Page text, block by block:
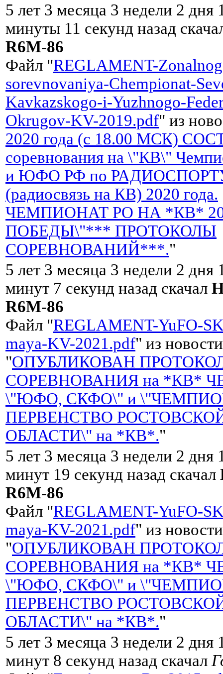
5 лет 3 месяца 3 недели 2 дня
минуты 11 секунд назад
R6M-86
Файл "REGLAMENT-
sorevnovaniya-Chempionat-
Kavkazskogo-i-Yuzhnogo-
Okrugov-KV-2019.pdf" из
2020 года (c 18.00 МСК)
соревнования на \"КВ\"
и ЮФО РФ по
(радиосвязь на КВ) 2020 года.
ЧЕМПИОНАТ РО НА *КВ*
ПОБЕДЫ\"*** ПРОТОКОЛЫ
СОРЕВНОВАНИЙ***."
5 лет 3 месяца 3 недели 2 дня
минут 7 секунд назад скачал
R6M-86
Файл "REGLAMENT-YuFO-
maya-KV-2021.pdf" из новости
"ОПУБЛИКОВАН
СОРЕВНОВАНИЯ на *КВ*
\"ЮФО, СКФО\" и
ПЕРВЕНСТВО
ОБЛАСТИ\" на *КВ*."
5 лет 3 месяца 3 недели 2 дня
минут 19 секунд назад скачал
R6M-86
Файл "REGLAMENT-YuFO-
maya-KV-2021.pdf" из новости
"ОПУБЛИКОВАН
СОРЕВНОВАНИЯ на *КВ*
\"ЮФО, СКФО\" и
ПЕРВЕНСТВО
ОБЛАСТИ\" на *КВ*."
5 лет 3 месяца 3 недели 2 дня
минут 8 секунд назад скачал